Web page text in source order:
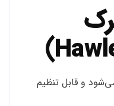
و قابل تنظیم